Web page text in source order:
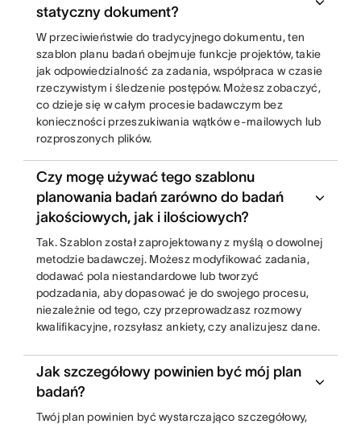
statyczny dokument?
W przeciwieństwie do tradycyjnego dokumentu, ten
szablon planu badań obejmuje funkcje projektów, takie
jak odpowiedzialność za zadania, współpraca w czasie
rzeczywistym i śledzenie postępów. Możesz zobaczyć,
co dzieje się w całym procesie badawczym bez
konieczności przeszukiwania wątków e-mailowych lub
rozproszonych plików.
Czy mogę używać tego szablonu
planowania badań zarówno do badań
jakościowych, jak i ilościowych?
Tak. Szablon został zaprojektowany z myślą o dowolnej
metodzie badawczej. Możesz modyfikować zadania,
dodawać pola niestandardowe lub tworzyć
podzadania, aby dopasować je do swojego procesu,
niezależnie od tego, czy przeprowadzasz rozmowy
kwalifikacyjne, rozsyłasz ankiety, czy analizujesz dane.
Jak szczegółowy powinien być mój plan
badań?
Twój plan powinien być wystarczająco szczegółowy,